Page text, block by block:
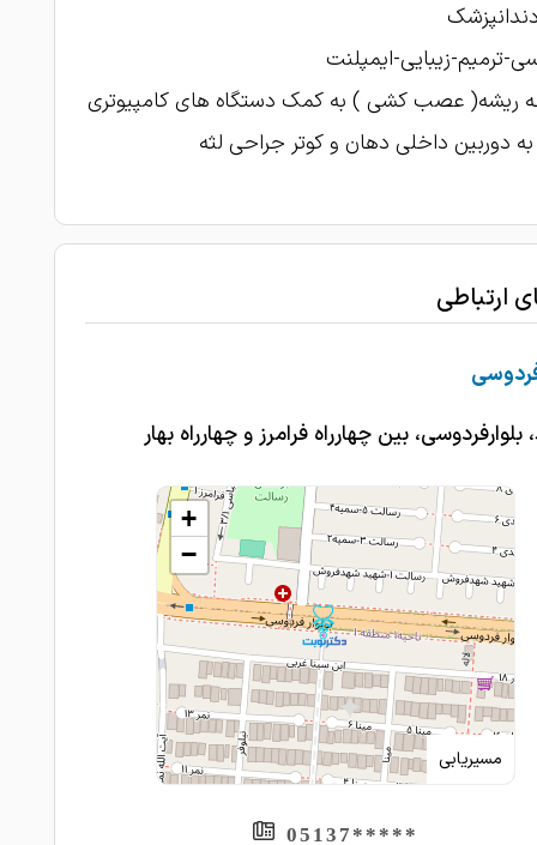
ترمیم-زیبایی-ایمپلنت
ریشه( عصب کشی ) به کمک دستگاه های کامپیوتری
دوربین داخلی دهان و کوتر جراحی لثه
ارتباطی
بین چهارراه فرامرز و چهارراه بهار
مسیریابی
+
−
*****05137